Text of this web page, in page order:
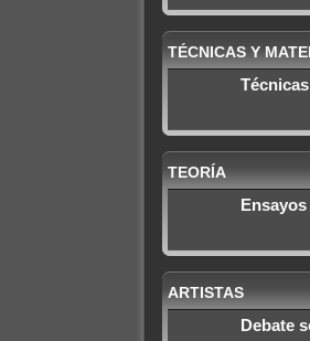
TÉCNICAS Y
TEORÍA
ARTISTAS
Debate